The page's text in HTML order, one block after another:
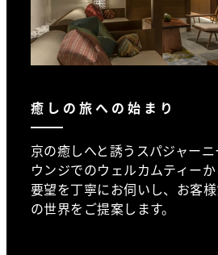
癒しの旅への始まり
京の癒しへと誘うスパジャー
ウンジでのウェルカムティー
要望を丁寧にお伺いし、お客
の世界をご提案します。